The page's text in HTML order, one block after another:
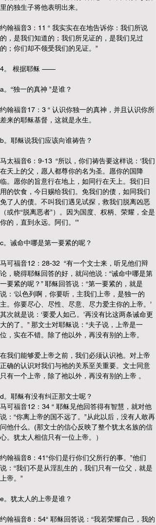
里的独生子将他表明出来。
约翰福音3：11 “ 我实实在在地告诉你：我们所说
的，是我们知道的；我们所见证的，是我们见过
的；你们却不领受我们的见证。”
4。 根据耶稣 ——
a。“独一的真神 ”是谁？
约翰福音17：3 “ 认识你独一的真神，并且认识你所
差来的耶稣基督，这就是永生。
b。耶稣说我们应该向谁祷告？
马太福音6：9-13  “所以，你们祷告要这样说：‘我们
在天上的父，愿人都尊你的名为圣。愿你的国降
临。愿你的旨意行在地上，如同行在天上。我们日
用的饮食，今日赐给我们。免我们的债，如同我们
免了人的债。不叫我们遇见试探，救我们脱离凶恶
（或作“脱离恶者”）。因为国度、权柄、荣耀，全是
你的，直到永远。阿们。’”
c。诫命中哪是第一要紧的呢？
马可福音12：28-32  “有一个文士来，听见他们辩
论，晓得耶稣回答的好，就问他说：“诫命中哪是第
一要紧的呢？” 耶稣回答说：“第一要紧的，就是
说：‘以色列啊，你要听，主我们上帝，是独一的
主。你要尽心、尽性、尽意、尽力爱主你的上帝。’
其次就是说：‘要爱人如己。’再没有比这两条诫命更
大的了。” 那文士对耶稣说：“夫子说，上帝是一
位，实在不错。除了他以外，再没有别的上帝。
在我们能够爱上帝之前，我们必须认识祂。对上帝
正确的认识对我们与祂的关系至关重要。文士同意
只有一个上帝，除了祂以外，再没有别的上帝 。
d。耶稣有没有纠正那文士呢？
马可福音12：34 “ 耶稣见他回答得有智慧，就对他
说：“你离上帝的国不远了。”从此以后，没有人敢再
问他什么。(那文士的信心反映了整个犹太名族的信
心。犹太人相信只有一位上帝。）
约翰福音8：41“你们是行你们父所行的事。”他们
说：“我们不是从淫乱生的，我们只有一位父，就是
上帝。”
e。犹太人的上帝是谁？
约翰福音8：54“ 耶稣回答说：“我若荣耀自己，我的